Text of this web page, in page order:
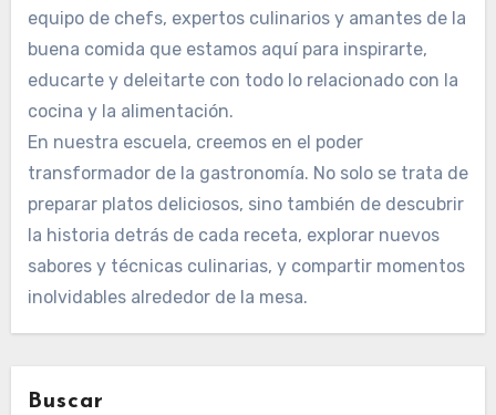
equipo de chefs, expertos culinarios y amantes de la
buena comida que estamos aquí para inspirarte,
educarte y deleitarte con todo lo relacionado con la
cocina y la alimentación.
En nuestra escuela, creemos en el poder
transformador de la gastronomía. No solo se trata de
preparar platos deliciosos, sino también de descubrir
la historia detrás de cada receta, explorar nuevos
sabores y técnicas culinarias, y compartir momentos
inolvidables alrededor de la mesa.
Buscar